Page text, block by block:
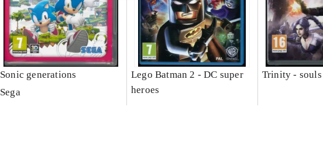
Sonic generations
Sega
Lego Batman 2 - DC super
heroes
Trinity -